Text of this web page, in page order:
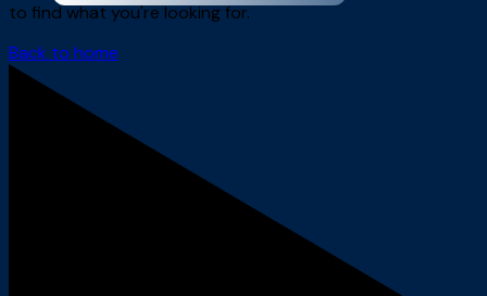
to find what you're looking for.
Back to home